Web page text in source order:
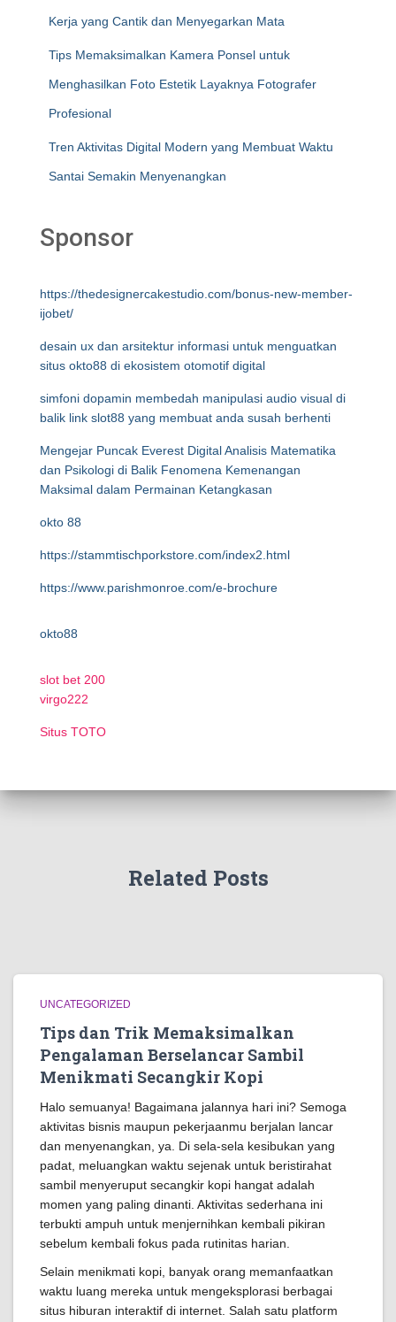
Kerja yang Cantik dan Menyegarkan Mata
Tips Memaksimalkan Kamera Ponsel untuk
Menghasilkan Foto Estetik Layaknya Fotografer
Profesional
Tren Aktivitas Digital Modern yang Membuat Waktu
Santai Semakin Menyenangkan
Sponsor
https://thedesignercakestudio.com/bonus-new-member-
ijobet/
desain ux dan arsitektur informasi untuk menguatkan
situs okto88 di ekosistem otomotif digital
simfoni dopamin membedah manipulasi audio visual di
balik link slot88 yang membuat anda susah berhenti
Mengejar Puncak Everest Digital Analisis Matematika
dan Psikologi di Balik Fenomena Kemenangan
Maksimal dalam Permainan Ketangkasan
okto 88
https://stammtischporkstore.com/index2.html
https://www.parishmonroe.com/e-brochure
okto88
slot bet 200
virgo222
Situs TOTO
Related Posts
UNCATEGORIZED
Tips dan Trik Memaksimalkan
Pengalaman Berselancar Sambil
Menikmati Secangkir Kopi
Halo semuanya! Bagaimana jalannya hari ini? Semoga
aktivitas bisnis maupun pekerjaanmu berjalan lancar
dan menyenangkan, ya. Di sela-sela kesibukan yang
padat, meluangkan waktu sejenak untuk beristirahat
sambil menyeruput secangkir kopi hangat adalah
momen yang paling dinanti. Aktivitas sederhana ini
terbukti ampuh untuk menjernihkan kembali pikiran
sebelum kembali fokus pada rutinitas harian.
Selain menikmati kopi, banyak orang memanfaatkan
waktu luang mereka untuk mengeksplorasi berbagai
situs hiburan interaktif di internet. Salah satu platform